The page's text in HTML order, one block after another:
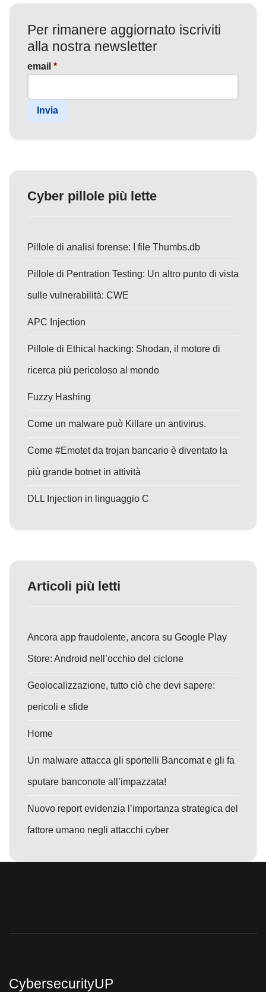
Per rimanere aggiornato iscriviti
alla nostra newsletter
email *
Invia
Cyber pillole più lette
Pillole di analisi forense: I file Thumbs.db
Pillole di Pentration Testing: Un altro punto di vista
sulle vulnerabilità: CWE
APC Injection
Pillole di Ethical hacking: Shodan, il motore di
ricerca più pericoloso al mondo
Fuzzy Hashing
Come un malware può Killare un antivirus.
Come #Emotet da trojan bancario è diventato la
più grande botnet in attività
DLL Injection in linguaggio C
Articoli più letti
Ancora app fraudolente, ancora su Google Play
Store: Android nell’occhio del ciclone
Geolocalizzazione, tutto ciò che devi sapere:
pericoli e sfide
Home
Un malware attacca gli sportelli Bancomat e gli fa
sputare banconote all’impazzata!
Nuovo report evidenzia l’importanza strategica del
fattore umano negli attacchi cyber
CybersecurityUP